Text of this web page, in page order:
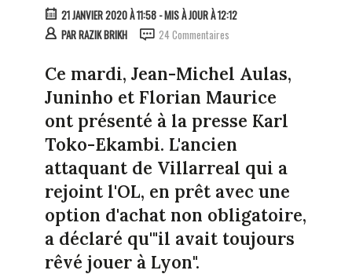
21 JANVIER 2020 À 11:58- MIS À JOUR À 12:12
PARRAZIK BRIKH 24 Commentaires
Ce mardi, Jean-Michel Aulas,
Juninho et Florian Maurice
ont présenté à la presse Karl
Toko-Ekambi. L'ancien
attaquant de Villarreal qui a
rejoint l'OL, en prêt avec une
option d'achat non obligatoire,
a déclaré qu'"il avait toujours
rêvé jouer à Lyon".